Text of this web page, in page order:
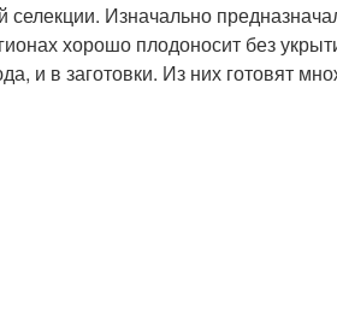
селекции. Изначально
хорошо плодоносит без
и в заготовки. Из них готовят